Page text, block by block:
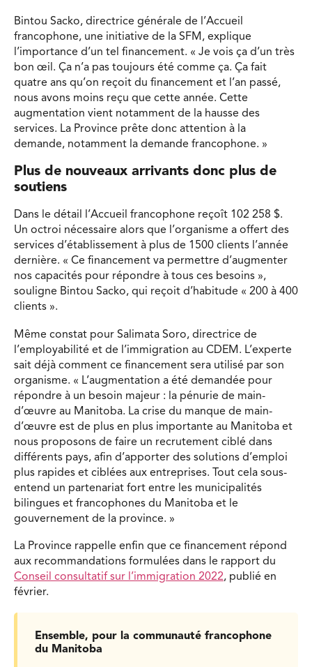
Bintou Sacko, directrice générale de l’Accueil
francophone, une initiative de la SFM, explique
l’importance d’un tel financement. « Je vois ça d’un très
bon œil. Ça n’a pas toujours été comme ça. Ça fait
quatre ans qu’on reçoit du financement et l’an passé,
nous avons moins reçu que cette année. Cette
augmentation vient notamment de la hausse des
services. La Province prête donc attention à la
demande, notamment la demande francophone. »
Plus de nouveaux arrivants donc plus de
soutiens
Dans le détail l’Accueil francophone reçoît 102 258 $.
Un octroi nécessaire alors que l’organisme a offert des
services d’établissement à plus de 1500 clients l’année
dernière. « Ce financement va permettre d’augmenter
nos capacités pour répondre à tous ces besoins »,
souligne Bintou Sacko, qui reçoit d’habitude « 200 à 400
clients ».
Même constat pour Salimata Soro, directrice de
l’employabilité et de l’immigration au CDEM. L’experte
sait déjà comment ce financement sera utilisé par son
organisme. « L’augmentation a été demandée pour
répondre à un besoin majeur : la pénurie de main-
d’œuvre au Manitoba. La crise du manque de main-
d’œuvre est de plus en plus importante au Manitoba et
nous proposons de faire un recrutement ciblé dans
différents pays, afin d’apporter des solutions d’emploi
plus rapides et ciblées aux entreprises. Tout cela sous-
entend un partenariat fort entre les municipalités
bilingues et francophones du Manitoba et le
gouvernement de la province. »
La Province rappelle enfin que ce financement répond
aux recommandations formulées dans le rapport du
Conseil consultatif sur l’immigration 2022, publié en
février.
Ensemble, pour la communauté francophone
du Manitoba